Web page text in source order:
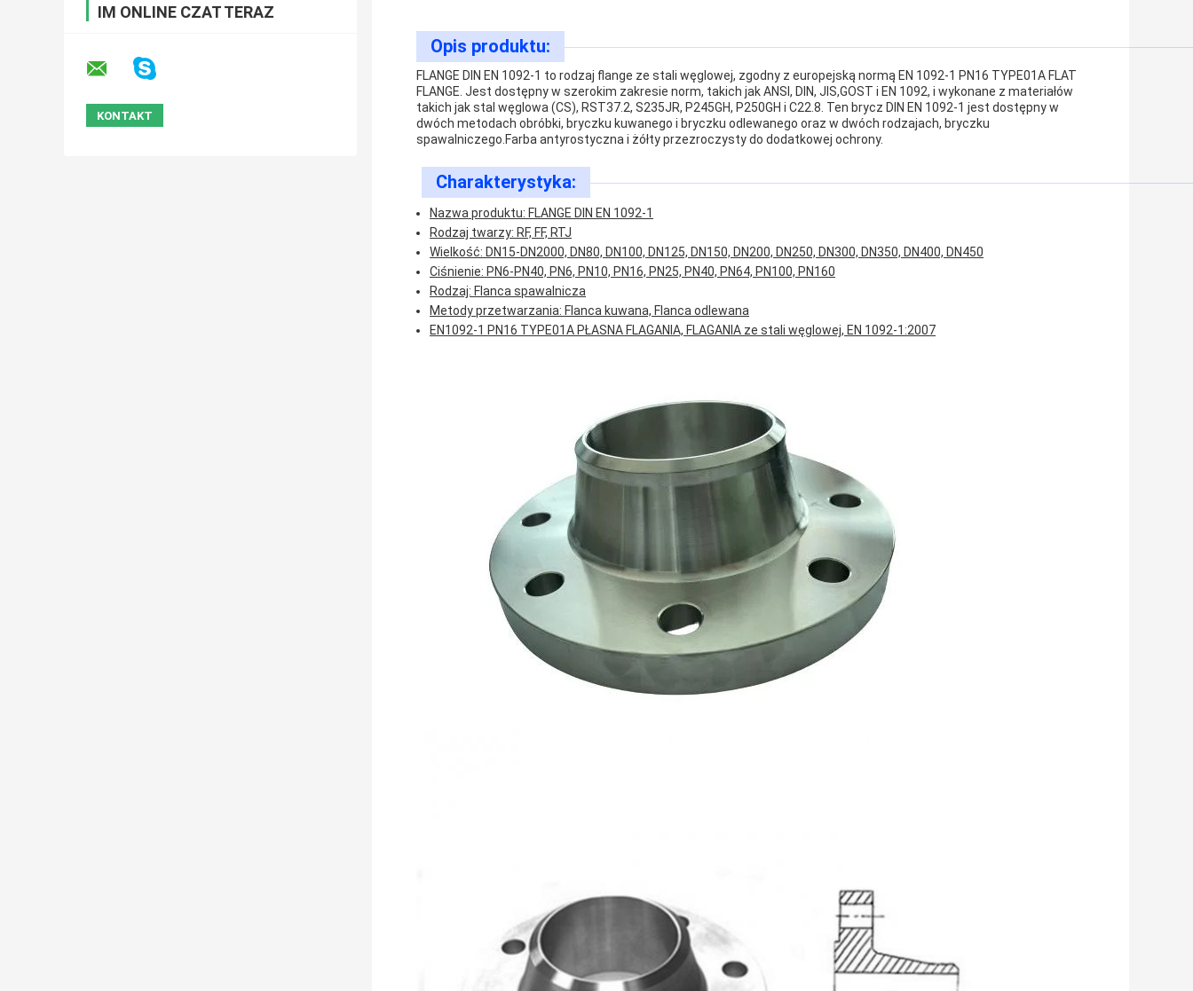
IM ONLINE CZAT TERAZ
Opis produktu:
FLANGE DIN EN 1092-1 to rodzaj flange ze stali węglowej, zgodny z europejską normą EN 1092-1 PN16 TYPE01A FLAT
FLANGE. Jest dostępny w szerokim zakresie norm, takich jak ANSI, DIN, JIS,GOST i EN 1092, i wykonane z materiałów
takich jak stal węglowa (CS), RST37.2, S235JR, P245GH, P250GH i C22.8. Ten brycz DIN EN 1092-1 jest dostępny w
dwóch metodach obróbki, bryczku kuwanego i bryczku odlewanego oraz w dwóch rodzajach, bryczku
spawalniczego.Farba antyrostyczna i żółty przezroczysty do dodatkowej ochrony.
Charakterystyka:
Nazwa produktu: FLANGE DIN EN 1092-1
Rodzaj twarzy: RF, FF, RTJ
Wielkość: DN15-DN2000, DN80, DN100, DN125, DN150, DN200, DN250, DN300, DN350, DN400, DN450
Ciśnienie: PN6-PN40, PN6, PN10, PN16, PN25, PN40, PN64, PN100, PN160
Rodzaj: Flanca spawalnicza
Metody przetwarzania: Flanca kuwana, Flanca odlewana
EN1092-1 PN16 TYPE01A PŁASNA FLAGANIA, FLAGANIA ze stali węglowej, EN 1092-1:2007